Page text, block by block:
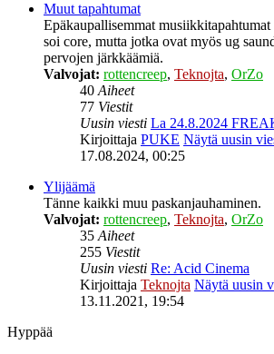
Muut tapahtumat
Epäkaupallisemmat musiikkitapahtumat
soi core, mutta jotka ovat myös ug
pervojen järkkäämiä.
Valvojat: rottencreep, Teknojta, OrZo
40 Aiheet
77 Viestit
Uusin viesti La 24.8.2024
Kirjoittaja PUKE Näytä uusin
17.08.2024, 00:25
Ylijäämä
Tänne kaikki muu paskanjauhaminen.
Valvojat: rottencreep, Teknojta, OrZo
35 Aiheet
255 Viestit
Uusin viesti Re: Acid Cinema
Kirjoittaja Teknojta Näytä uusin
13.11.2021, 19:54
Hyppää